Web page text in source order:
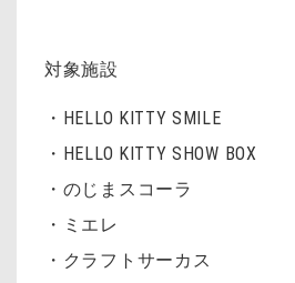
対象施設
・HELLO KITTY SMILE
・HELLO KITTY SHOW BOX
・のじまスコーラ
・ミエレ
・クラフトサーカス